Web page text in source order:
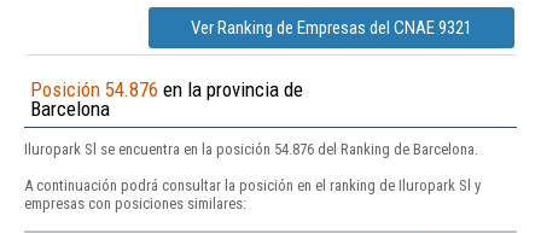
Ver Ranking de Empresas del CNAE 9321
Posición 54.876 en la provincia de
Barcelona
Iluropark Sl se encuentra en la posición 54.876 del Ranking de Barcelona.
A continuación podrá consultar la posición en el ranking de Iluropark Sl y
empresas con posiciones similares: